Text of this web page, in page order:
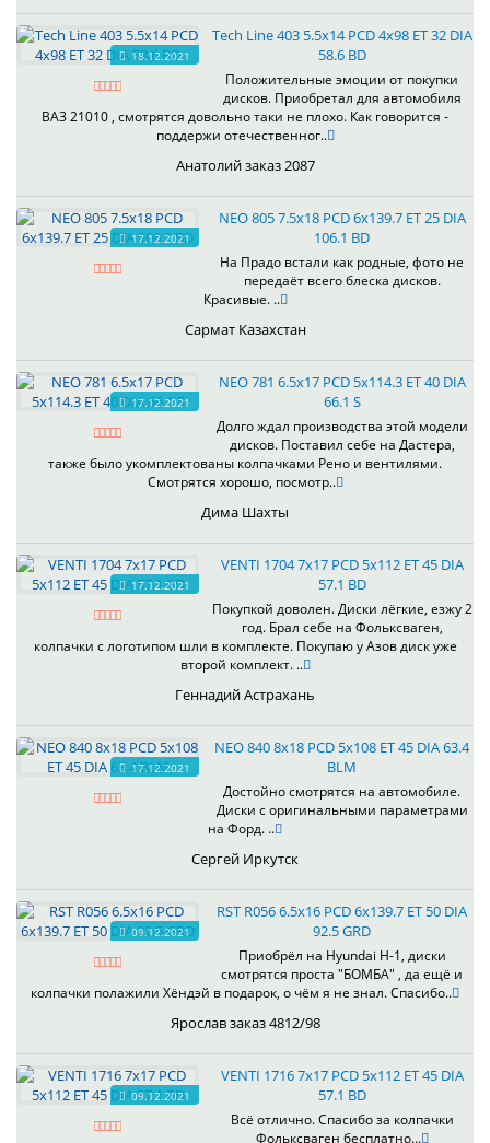
18.12.2021
Tech Line 403 5.5x14 PCD 4x98 ET 32 DIA
58.6 BD
Положительные эмоции от покупки
дисков. Приобретал для автомобиля
ВАЗ 21010 , смотрятся довольно таки не плохо. Как говорится -
поддержи отечественног..
Анатолий заказ 2087
17.12.2021
NEO 805 7.5x18 PCD 6x139.7 ET 25 DIA
106.1 BD
На Прадо встали как родные, фото не
передаёт всего блеска дисков.
Красивые. ..
Сармат Казахстан
17.12.2021
NEO 781 6.5x17 PCD 5x114.3 ET 40 DIA
66.1 S
Долго ждал производства этой модели
дисков. Поставил себе на Дастера,
также было укомплектованы колпачками Рено и вентилями.
Смотрятся хорошо, посмотр..
Дима Шахты
17.12.2021
VENTI 1704 7x17 PCD 5x112 ET 45 DIA
57.1 BD
Покупкой доволен. Диски лёгкие, езжу 2
год. Брал себе на Фольксваген,
колпачки с логотипом шли в комплекте. Покупаю у Азов диск уже
второй комплект. ..
Геннадий Астрахань
17.12.2021
NEO 840 8x18 PCD 5x108 ET 45 DIA 63.4
BLM
Достойно смотрятся на автомобиле.
Диски с оригинальными параметрами
на Форд. ..
Сергей Иркутск
09.12.2021
RST R056 6.5x16 PCD 6x139.7 ET 50 DIA
92.5 GRD
Приобрёл на Hyundai H-1, диски
смотрятся проста "БОМБА" , да ещё и
колпачки полажили Хёндэй в подарок, о чём я не знал. Спасибо..
Ярослав заказ 4812/98
09.12.2021
VENTI 1716 7x17 PCD 5x112 ET 45 DIA
57.1 BD
Всё отлично. Спасибо за колпачки
Фольксваген бесплатно...